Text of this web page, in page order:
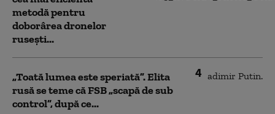
metodă pentru
doborârea dronelor
rusești...
4
„Toată lumea este speriată”. Elita
rusă se teme că FSB „scapă de sub
control”, după ce...